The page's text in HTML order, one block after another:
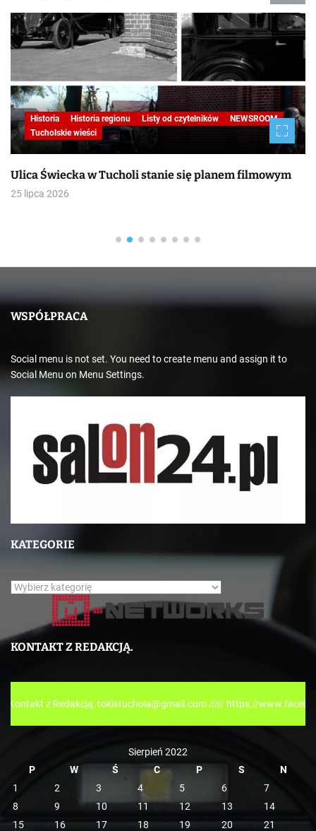
Historia Historia regionu Listy od czytelników
NEWSROOM
Tucholskie wieści
Ulica Świecka w Tucholi stanie się planem filmowym
25 lipca 2026
WSPÓŁPRACA
Social menu is not set. You need to create menu and assign it to
Social Menu on Menu Settings.
KATEGORIE
K
e
i
e
KONTAKT Z REDAKCJĄ.
tokistuchola@gmail.com ///// https://www.facebook.com/
Sierpień 2022
P
W Ś C P S
N
1
2 3 4 5 6
7
8
9 10 11 12 13
14
15
16 17 18 19 20
21